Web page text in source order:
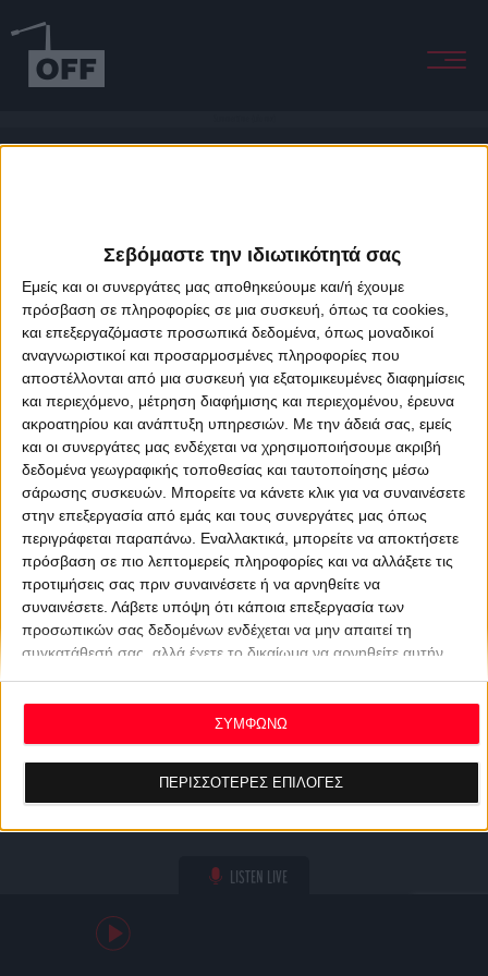
Σεβόμαστε την ιδιωτικότητά σας
Εμείς και οι συνεργάτες μας αποθηκεύουμε και/ή έχουμε
πρόσβαση σε πληροφορίες σε μια συσκευή, όπως τα cookies,
και επεξεργαζόμαστε προσωπικά δεδομένα, όπως μοναδικοί
αναγνωριστικοί και προσαρμοσμένες πληροφορίες που
αποστέλλονται από μια συσκευή για εξατομικευμένες διαφημίσεις
και περιεχόμενο, μέτρηση διαφήμισης και περιεχομένου, έρευνα
ακροατηρίου και ανάπτυξη υπηρεσιών. Με την άδειά σας, εμείς
και οι συνεργάτες μας ενδέχεται να χρησιμοποιήσουμε ακριβή
δεδομένα γεωγραφικής τοποθεσίας και ταυτοποίησης μέσω
σάρωσης συσκευών. Μπορείτε να κάνετε κλικ για να συναινέσετε
στην επεξεργασία από εμάς και τους συνεργάτες μας όπως
περιγράφεται παραπάνω. Εναλλακτικά, μπορείτε να αποκτήσετε
πρόσβαση σε πιο λεπτομερείς πληροφορίες και να αλλάξετε τις
προτιμήσεις σας πριν συναινέσετε ή να αρνηθείτε να
συναινέσετε. Λάβετε υπόψη ότι κάποια επεξεργασία των
προσωπικών σας δεδομένων ενδέχεται να μην απαιτεί τη
συγκατάθεσή σας, αλλά έχετε το δικαίωμα να αρνηθείτε αυτήν
ανακαλέσετε τη συγκατάθεσή σας ανά πάσα στιγμή
επιστρέφοντας σε αυτόν τον ιστότοπο και κάνοντας κλικ στο
κουμπί "Απορρήτου" στο κάτω μέρος της ιστοσελίδας.
ΠΕΡΙΣΣΟΤΕΡΕΣ ΕΠΙΛΟΓΕΣ
ΣΥΜΦΩΝΩ
LISTEN LIVE
About Offradio Business Class Terms & Conditions
Privacy Policy
Designed & developed byporcupine colors&Fotis Alexandrou